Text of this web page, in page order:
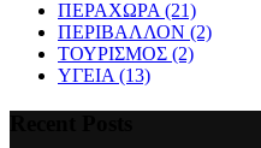
ΠΕΡΑΧΩΡΑ (21)
ΠΕΡΙΒΑΛΛΟΝ (2)
ΤΟΥΡΙΣΜΟΣ (2)
ΥΓΕΙΑ (13)